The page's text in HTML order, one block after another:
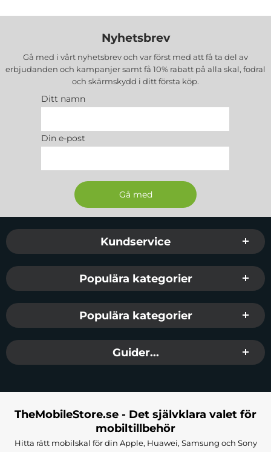
Nyhetsbrev
Gå med i vårt nyhetsbrev och var först med att få ta del av
erbjudanden och kampanjer samt få 10% rabatt på alla skal, fodral
och skärmskydd i ditt första köp.
Ditt namn
Din e-post
Sidfot Blandad info och länkar
Kundservice
Populära kategorier
Populära kategorier
Guider...
TheMobileStore.se - Det självklara valet för
mobiltillbehör
Hitta rätt mobilskal för din Apple, Huawei, Samsung och Sony